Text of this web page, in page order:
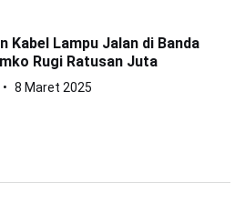
Kabel Lampu Jalan di Banda
Rugi Ratusan Juta
8 Maret 2025